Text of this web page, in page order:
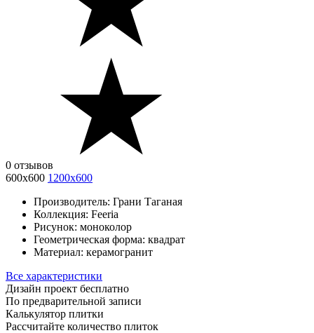
0 отзывов
600х600 1200х600
Производитель: Грани Таганая
Коллекция: Feeria
Рисунок: моноколор
Геометрическая форма: квадрат
Материал: керамогранит
Все характеристики
Дизайн проект бесплатно
По предварительной записи
Калькулятор плитки
Рассчитайте количество плиток